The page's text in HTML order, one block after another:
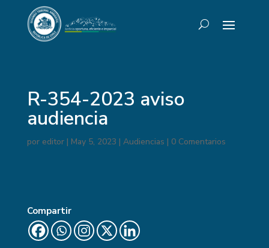
R-354-2023 aviso
audiencia
por editor| May 5, 2023 | Audiencias | 0 Comentarios
Compartir